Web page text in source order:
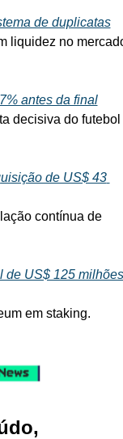
de duplicatas
liquidez no
antes da final
decisiva do futebol
de US$ 43
contínua de
de US$ 125 milhões
em staking.